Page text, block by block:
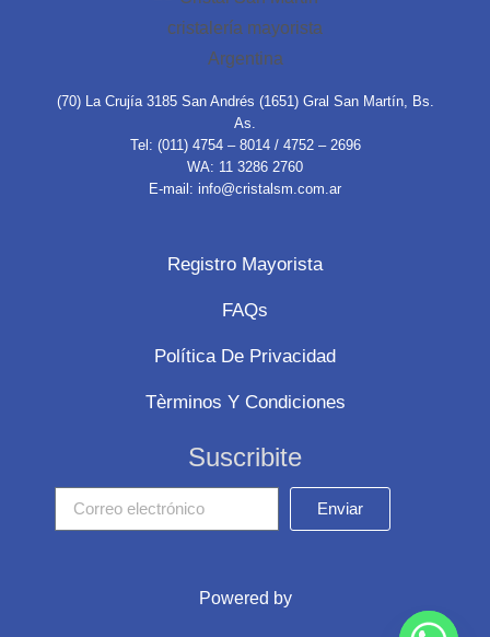
(70) La Crujía 3185 San Andrés (1651) Gral San Martín, Bs.
As.
Tel: (011) 4754 – 8014 / 4752 – 2696
WA: 11 3286 2760
E-mail: info@cristalsm.com.ar
Registro Mayorista
FAQs
Política De Privacidad
Tèrminos Y Condiciones
Suscribite
Enviar
Powered by